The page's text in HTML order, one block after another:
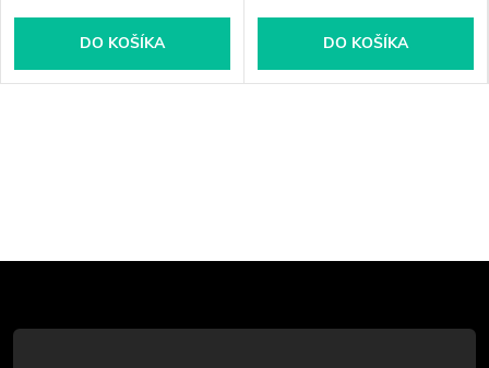
DO KOŠÍKA DO KOŠÍKA
á